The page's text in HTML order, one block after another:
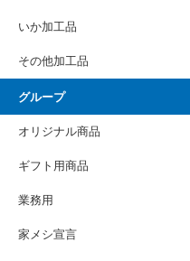
いか加工品
その他加工品
グループ
オリジナル商品
ギフト用商品
業務用
家メシ宣言